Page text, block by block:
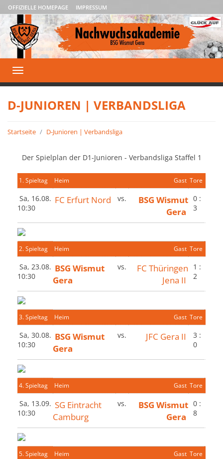
OFFIZIELLE HOMEPAGE IMPRESSUM
Toggle
navigation
D-JUNIOREN | VERBANDSLIGA
Startseite D-Junioren | Verbandsliga
Der Spielplan der D1-Junioren - Verbandsliga Staffel 1
1. Spieltag Heim Gast Tore
Sa, 16.08.
10:30
FC Erfurt Nord vs.
BSG Wismut
Gera
0 :
3
2. Spieltag Heim Gast Tore
Sa, 23.08.
10:30
BSG Wismut
Gera
vs.
FC Thüringen
Jena II
1 :
2
3. Spieltag Heim Gast Tore
Sa, 30.08.
10:30
BSG Wismut
Gera
vs. JFC Gera II
3 :
0
4. Spieltag Heim Gast Tore
Sa, 13.09.
10:30
SG Eintracht
Camburg
vs.
BSG Wismut
Gera
0 :
8
5. Spieltag Heim Gast Tore